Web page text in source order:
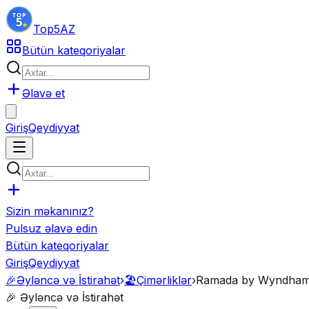
Top5AZ
Bütün kateqoriyalar
Əlavə et
GirişQeydiyyat
Sizin məkanınız?
Pulsuz əlavə edin
Bütün kateqoriyalar
GirişQeydiyyat
🎉Əyləncə və İstirahət›🏖️Çimərliklər›Ramada by
🎉 Əyləncə və İstirahət